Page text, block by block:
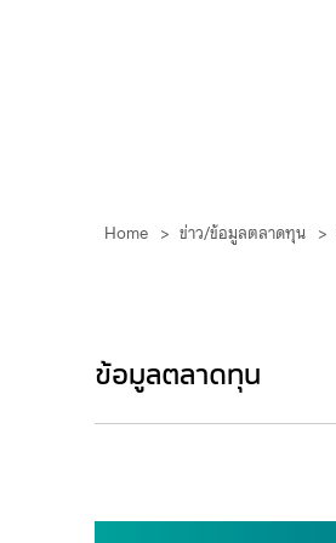
Home > ข่าว/ข้อมูลตลาดทุน >
ข้อมูลตลาดทุน